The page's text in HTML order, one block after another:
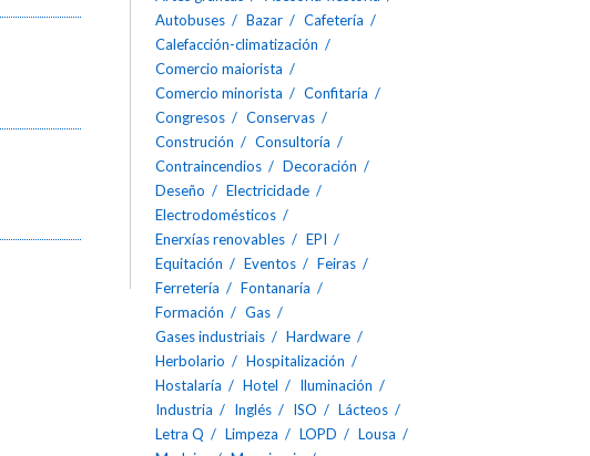
Autobuses
Bazar
Cafetería
Calefacción-climatización
Comercio maiorista
Comercio minorista
Confitaría
Congresos
Conservas
Construción
Consultoría
Contraincendios
Decoración
Deseño
Electricidade
Electrodomésticos
Enerxías renovables
EPI
Equitación
Eventos
Feiras
Ferretería
Fontanaría
Formación
Gas
Gases industriais
Hardware
Herbolario
Hospitalización
Hostalaría
Hotel
Iluminación
Industria
Inglés ISO
Lácteos
Letra Q
Limpeza LOPD
Lousa